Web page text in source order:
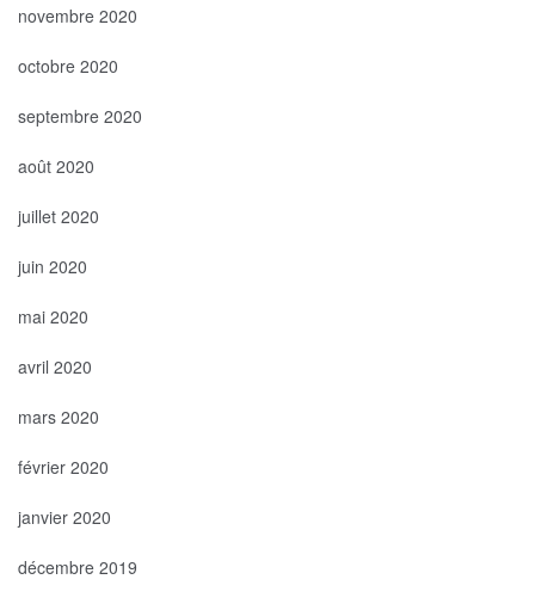
novembre 2020
octobre 2020
septembre 2020
août 2020
juillet 2020
juin 2020
mai 2020
avril 2020
mars 2020
février 2020
janvier 2020
décembre 2019